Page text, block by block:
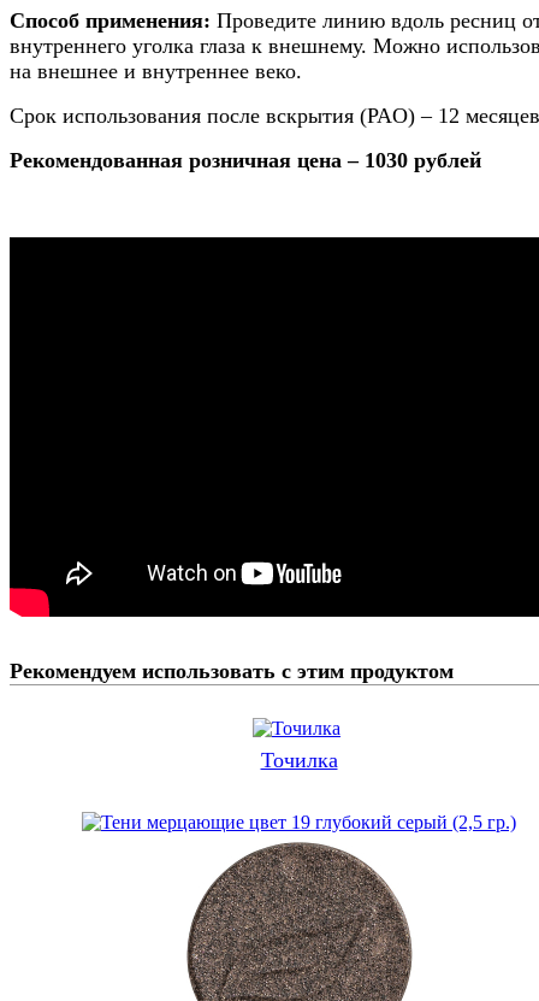
Способ применения: Проведите линию вдоль ресниц
внутреннего уголка глаза к внешнему. Можно
на внешнее и внутреннее веко.
Срок использования после вскрытия (PAO) – 12 месяцев
Рекомендованная розничная цена – 1030 рублей
Рекомендуем использовать с этим продуктом
Точилка